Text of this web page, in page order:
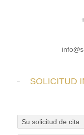
SOLICITUD